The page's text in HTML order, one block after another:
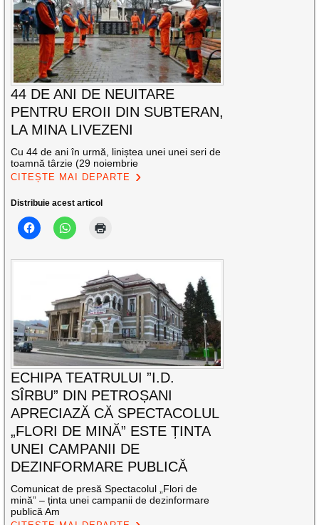
44 DE ANI DE NEUITARE
PENTRU EROII DIN SUBTERAN,
LA MINA LIVEZENI
Cu 44 de ani în urmă, liniștea unei unei seri de
toamnă târzie (29 noiembrie
CITEȘTE MAI DEPARTE
Distribuie acest articol
ECHIPA TEATRULUI ”I.D.
SÎRBU” DIN PETROȘANI
APRECIAZĂ CĂ SPECTACOLUL
„FLORI DE MINĂ” ESTE ȚINTA
UNEI CAMPANII DE
DEZINFORMARE PUBLICĂ
Comunicat de presă Spectacolul „Flori de
mină” – ținta unei campanii de dezinformare
publică Am